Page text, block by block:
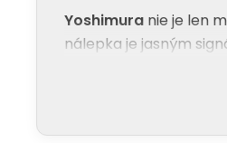
Yoshimura nie je len
nálepka je jasným